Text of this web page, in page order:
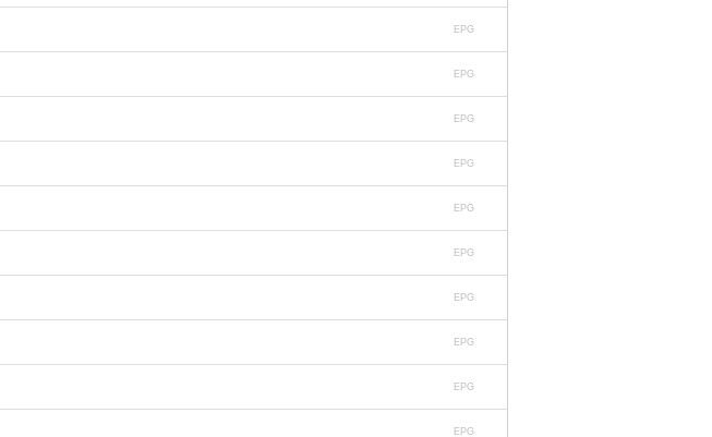
EPG
EPG
EPG
EPG
EPG
EPG
EPG
EPG
EPG
EPG